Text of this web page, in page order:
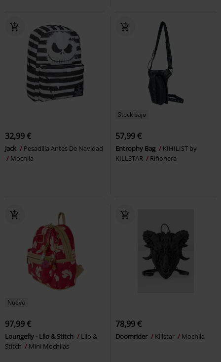
32,99 €
Jack
Pesadilla Antes De Navidad
Mochila
Stock bajo
57,99 €
Entrophy Bag
KIHILIST by
KILLSTAR
Riñonera
Nuevo
97,99 €
Loungefly - Lilo & Stitch
Lilo &
Stitch
Mini Mochilas
78,99 €
Doomrider Killstar Mochila